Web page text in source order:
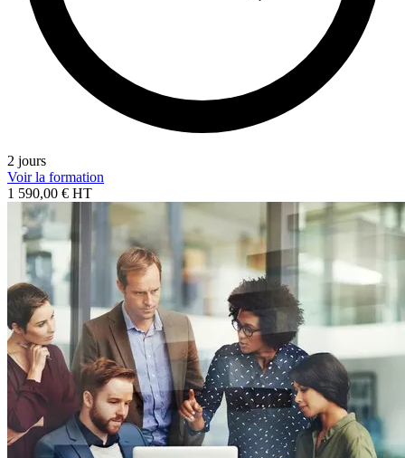
2 jours
Voir la formation
1 590,00 € HT